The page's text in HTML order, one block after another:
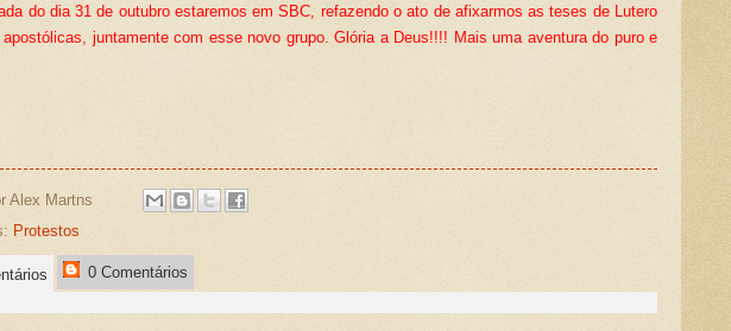
do dia 31 de outubro estaremos em SBC, refazendo o ato de afixarmos as teses de Lutero
juntamente com esse novo grupo. Glória a Deus!!!! Mais uma aventura do puro e
Alex Martns
Protestos
0 Comentários